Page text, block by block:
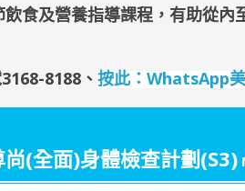
飲食及營養指導課程，有助從
8188、 按此：WhatsApp
尚(全面)身體檢查計劃(S3)